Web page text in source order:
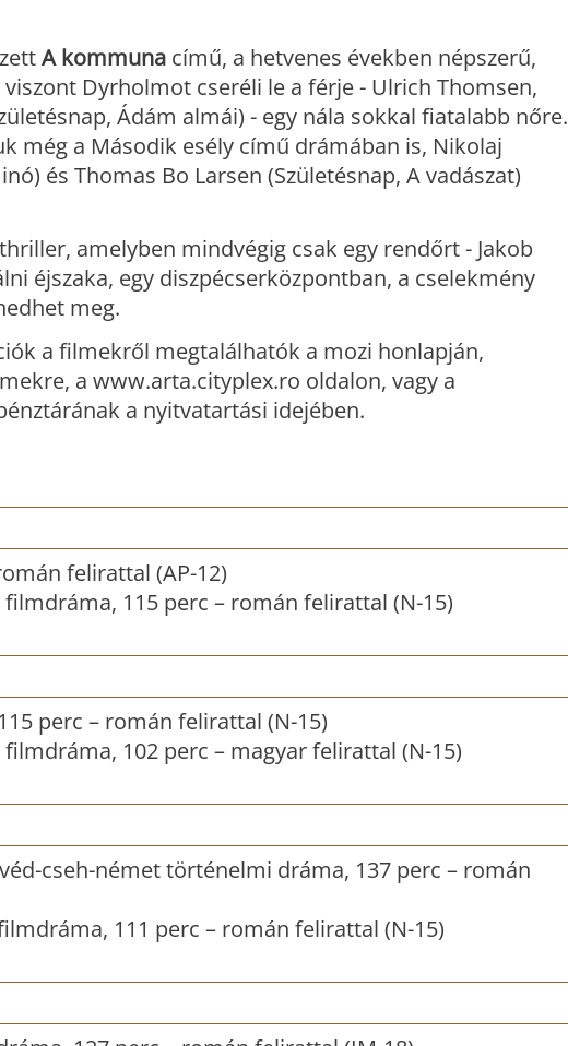
A kommuna című, a hetvenes években népszerű,
Dyrholmot cseréli le a férje - Ulrich Thomsen,
Ádám almái) - egy nála sokkal fiatalabb nőre.
még a Második esély című drámában is, Nikolaj
és Thomas Bo Larsen (Születésnap, A vadászat)
amelyben mindvégig csak egy rendőrt - Jakob
éjszaka, egy diszpécserközpontban, a cselekmény
meg.
a filmekről megtalálhatók a mozi honlapján,
a www.arta.cityplex.ro oldalon, vagy a
a nyitvatartási idejében.
felirattal (AP-12)
115 perc – román felirattal (N-15)
perc – román felirattal (N-15)
102 perc – magyar felirattal (N-15)
cseh-német történelmi dráma, 137 perc – román
111 perc – román felirattal (N-15)